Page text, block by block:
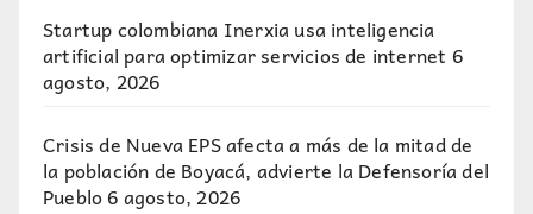
Startup colombiana Inerxia usa inteligencia
artificial para optimizar servicios de internet 6
agosto, 2026
Crisis de Nueva EPS afecta a más de la mitad de
la población de Boyacá, advierte la Defensoría del
Pueblo6 agosto, 2026